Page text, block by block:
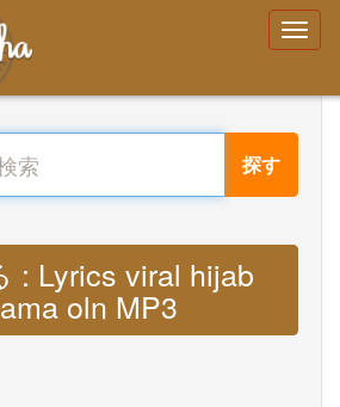
探す
: Lyrics viral hijab
oln MP3